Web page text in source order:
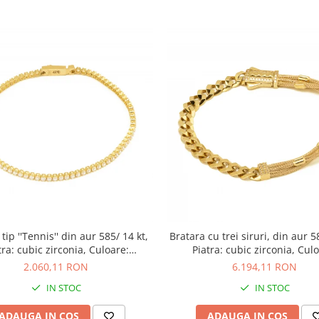
''Tennis'' din aur 585/ 14 kt,
cubic zirconia, Culoare:
transparenta
2.060,11 RON
IN STOC
IN COS
Bratara cu trei siruri, din aur
Piatra: cubic zirconia,
transparenta
6.194,11 RON
IN STOC
ADAUGA IN COS